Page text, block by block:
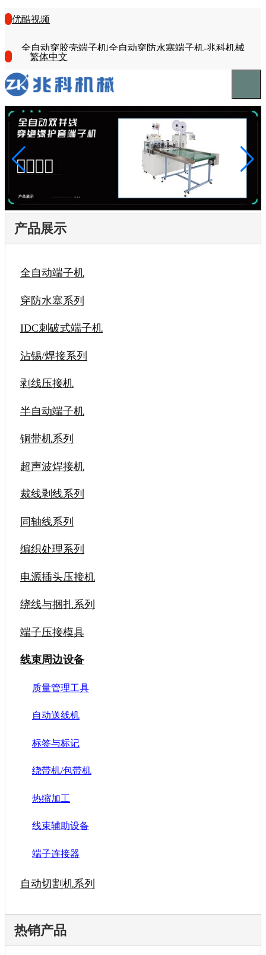
优酷视频
全自动穿胶壳端子机|全自动穿防水塞端子机-兆科机械
繁体中文
产品展示
全自动端子机
穿防水塞系列
IDC刺破式端子机
沾锡/焊接系列
剥线压接机
半自动端子机
铜带机系列
超声波焊接机
裁线剥线系列
同轴线系列
编织处理系列
电源插头压接机
绕线与捆扎系列
端子压接模具
线束周边设备
质量管理工具
自动送线机
标签与标记
绕带机/包带机
热缩加工
线束辅助设备
端子连接器
自动切割机系列
热销产品